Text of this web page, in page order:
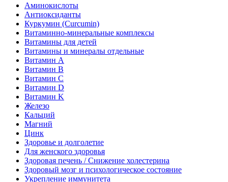
Аминокислоты
Антиоксиданты
Куркумин (Curcumin)
Витаминно-минеральные комплексы
Витамины для детей
Витамины и минералы отдельные
Витамин A
Витамин B
Витамин C
Витамин D
Витамин K
Железо
Кальций
Магний
Цинк
Здоровье и долголетие
Для женского здоровья
Здоровая печень / Cнижение холестерина
Здоровый мозг и психологическое состояние
Укрепление иммунитета